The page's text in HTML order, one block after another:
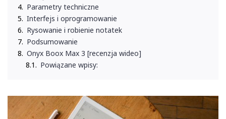
Parametry techniczne
Interfejs i oprogramowanie
Rysowanie i robienie notatek
Podsumowanie
Onyx Boox Max 3 [recenzja wideo]
Powiązane wpisy: